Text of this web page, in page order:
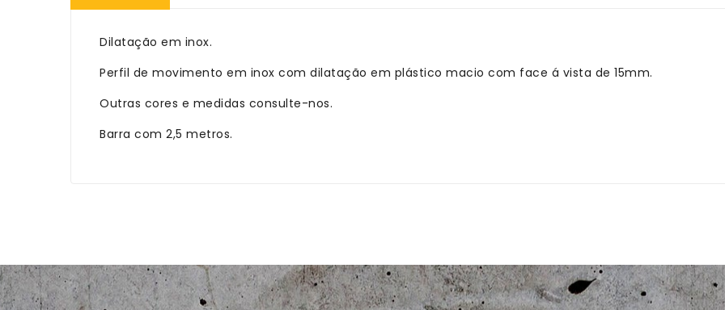
Dilatação em inox.
Perfil de movimento em inox com dilatação em plástico macio com face á vista de 15mm.
Outras cores e medidas consulte-nos.
Barra com 2,5 metros.